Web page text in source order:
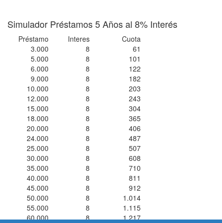
Simulador Préstamos 5 Años al 8% Interés
Préstamo Interes
Cuota
3.000
8
61
5.000
8
101
6.000
8
122
9.000
8
182
10.000
8
203
12.000
8
243
15.000
8
304
18.000
8
365
20.000
8
406
24.000
8
487
25.000
8
507
30.000
8
608
35.000
8
710
40.000
8
811
45.000
8
912
50.000
8
1.014
55.000
8
1.115
60.000
8 1.217